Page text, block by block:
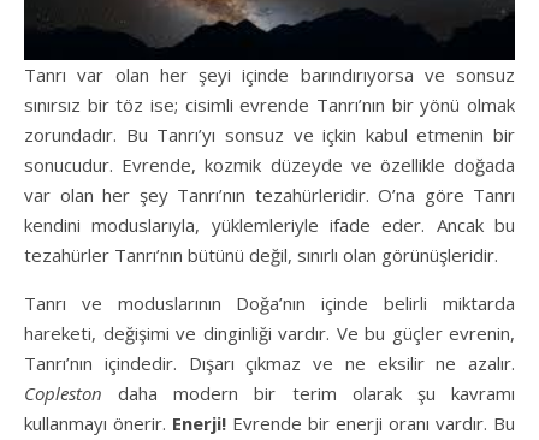
Tanrı var olan her şeyi içinde barındırıyorsa ve sonsuz
sınırsız bir töz ise; cisimli evrende Tanrı’nın bir yönü olmak
zorundadır. Bu Tanrı’yı sonsuz ve içkin kabul etmenin bir
sonucudur. Evrende, kozmik düzeyde ve özellikle doğada
var olan her şey Tanrı’nın tezahürleridir. O’na göre Tanrı
kendini moduslarıyla, yüklemleriyle ifade eder. Ancak bu
tezahürler Tanrı’nın bütünü değil, sınırlı olan görünüşleridir.
Tanrı ve moduslarının Doğa’nın içinde belirli miktarda
hareketi, değişimi ve dinginliği vardır. Ve bu güçler evrenin,
Tanrı’nın içindedir. Dışarı çıkmaz ve ne eksilir ne azalır.
Copleston daha modern bir terim olarak şu kavramı
kullanmayı önerir. Enerji! Evrende bir enerji oranı vardır. Bu